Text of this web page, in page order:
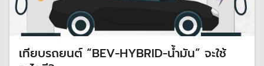
เทียบรถยนต์ “BEV-HYBRID-น้ำมัน” จะใช้